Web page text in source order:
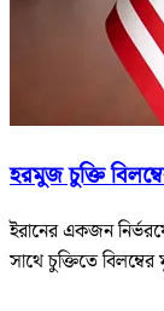
হরমুজ চুক্তি
ইরানের একজন
সাথে চুক্তিতে